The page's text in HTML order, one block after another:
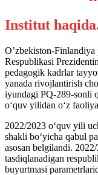
Institut
O’zbekiston-
Respublikasi
pedagogik kadrlar
yanada rivojlantirish
iyundagi PQ-289-sonli
o‘quv yilidan o‘z
2022/2023 o‘quv yili
shakli bo‘yicha qabul
asosan belgilandi.
tasdiqlanadigan
buyurtmasi